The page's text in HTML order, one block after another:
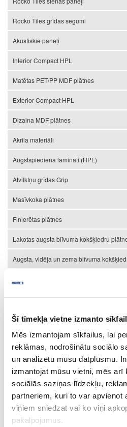
Šī tīmekļa vietne izmanto
Mēs izmantojam sīkfailus, lai
reklāmas, nodrošinātu sociālo
un analizētu mūsu datplūsmu.
izmantojat mūsu vietni, mēs arī
sociālās saziņas līdzekļu,
partneriem, kuri to var apvienot
viņiem sniedzat vai ko viņi
pakalpojumus.
Rocko Tiles grīdas segumi
Akustiskie paneļi
Interior Compact HPL
Matētas PET/PP MDF plātnes
Exterior Compact HPL
Dizaina MDF plātnes
Akrila materiāli
Augstspiediena lamināti (HPL)
Atvilktņu grīdas Grip
Masīvkoka plātnes
Finierētas plātnes
Lakotas augsta blīvuma kokšķiedru
Augsta, vidēja un zema blīvuma
Kokskaidu plātnes (KSP)
Malu apdares lentes
ABS malu apdares lentes
Vienkrāsaini dekori
Koka un fantāzijas dekori
Tehniskās malu apdares
Laser Edge ABS malu apdares lentes